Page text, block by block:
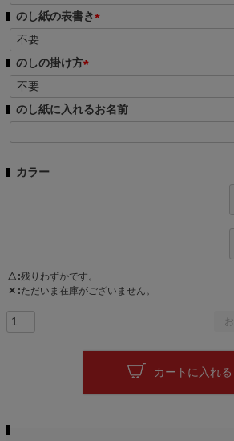
必
須
のし紙の表書き
必
のしの掛け方
必
須
のし紙に入れるお名前
カラー
△ 残りわずかです。
✕ ただいま在庫がございません。
カートに入れる